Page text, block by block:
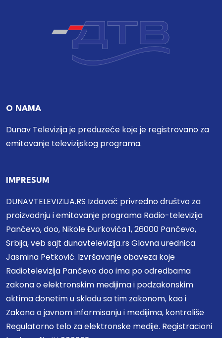
O NAMA
Dunav Televizija je preduzeće koje je registrovano za
emitovanje televizijskog programa.
IMPRESUM
DUNAVTELEVIZIJA.RS Izdavač privredno društvo za
proizvodnju i emitovanje programa Radio-televizija
Pančevo, doo, Nikole Đurkovića 1, 26000 Pančevo,
Srbija, veb sajt dunavtelevizija.rs Glavna urednica
Jasmina Petković. Izvršavanje obaveza koje
Radiotelevizija Pančevo doo ima po odredbama
zakona o elektronskim medijima i podzakonskim
aktima donetim u skladu sa tim zakonom, kao i
Zakona o javnom informisanju i medijima, kontroliše
Regulatorno telo za elektronske medije. Registracioni